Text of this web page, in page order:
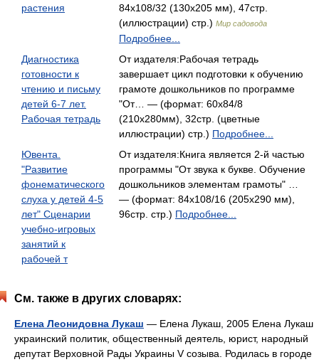
растения
84x108/32 (130х205 мм), 47стр.
(иллюстрации) стр.) Мир садовода
Подробнее...
Диагностика
готовности к
чтению и письму
детей 6-7 лет.
Рабочая тетрадь
От издателя:Рабочая тетрадь
завершает цикл подготовки к обучению
грамоте дошкольников по программе
"От… — (формат: 60x84/8
(210x280мм), 32стр. (цветные
иллюстрации) стр.) Подробнее...
Ювента.
"Развитие
фонематического
слуха у детей 4-5
лет" Сценарии
учебно-игровых
занятий к
рабочей т
От издателя:Книга является 2-й частью
программы "От звука к букве. Обучение
дошкольников элементам грамоты" …
— (формат: 84x108/16 (205х290 мм),
96стр. стр.) Подробнее...
См. также в других словарях:
Елена Леонидовна Лукаш — Елена Лукаш, 2005 Елена Лукаш
украинский политик, общественный деятель, юрист, народный
депутат Верховной Рады Украины V созыва. Родилась в городе